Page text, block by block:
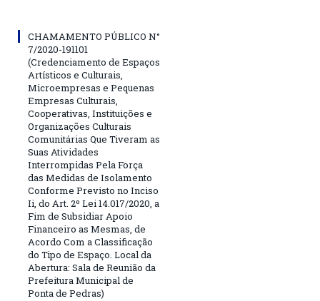
CHAMAMENTO PÚBLICO N°
7/2020-191101
(Credenciamento de Espaços
Artísticos e Culturais,
Microempresas e Pequenas
Empresas Culturais,
Cooperativas, Instituições e
Organizações Culturais
Comunitárias Que Tiveram as
Suas Atividades
Interrompidas Pela Força
das Medidas de Isolamento
Conforme Previsto no Inciso
Ii, do Art. 2º Lei 14.017/2020, a
Fim de Subsidiar Apoio
Financeiro as Mesmas, de
Acordo Com a Classificação
do Tipo de Espaço. Local da
Abertura: Sala de Reunião da
Prefeitura Municipal de
Ponta de Pedras)